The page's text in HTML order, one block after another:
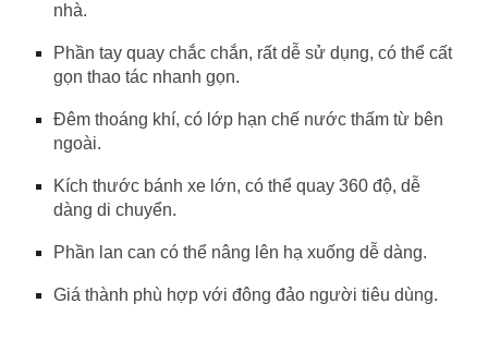
nhà.
Phần tay quay chắc chắn, rất dễ sử dụng, có thể cất
gọn thao tác nhanh gọn.
Đêm thoáng khí, có lớp hạn chế nước thấm từ bên
ngoài.
Kích thước bánh xe lớn, có thể quay 360 độ, dễ
dàng di chuyển.
Phần lan can có thể nâng lên hạ xuống dễ dàng.
Giá thành phù hợp với đông đảo người tiêu dùng.